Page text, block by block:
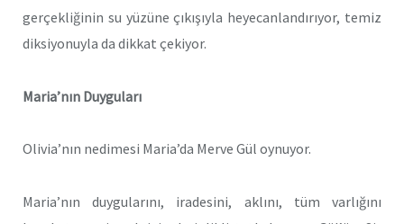
gerçekliğinin su yüzüne çıkışıyla heyecanlandırıyor, temiz
diksiyonuyla da dikkat çekiyor.
Maria’nın Duyguları
Olivia’nın nedimesi Maria’da Merve Gül oynuyor.
Maria’nın duygularını, iradesini, aklını, tüm varlığını